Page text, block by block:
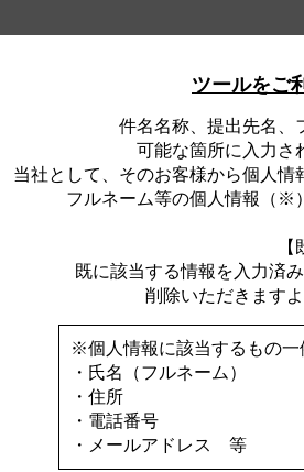
ツールをご
件名名称、提出先名、
可能な箇所に入力さ
当社として、そのお客様から個人
フルネーム等の個人情報（※
既に該当する情報を入力済
削除いただきます
※個人情報に該当するもの一
・氏名（フルネーム）
・住所
・電話番号
・メールアドレス 等